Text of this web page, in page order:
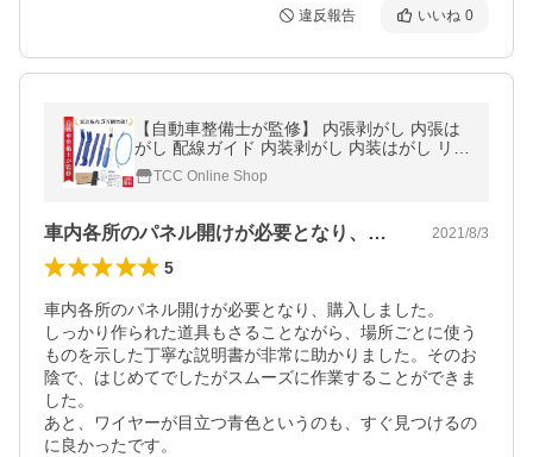
違反報告 いいね 0
【自動車整備士が監修】 内張剥がし 内張は
がし 配線ガイド 内装剥がし 内装はがし リム
ーバー ないそうはがし 車 内張り剥がし 内張
りはがし
TCC Online Shop
車内各所のパネル開けが必要となり、購入… 2021/8/3
5
車内各所のパネル開けが必要となり、購入しました。
しっかり作られた道具もさることながら、場所ごとに使う
ものを示した丁寧な説明書が非常に助かりました。そのお
陰で、はじめてでしたがスムーズに作業することができま
した。
あと、ワイヤーが目立つ青色というのも、すぐ見つけるの
に良かったです。